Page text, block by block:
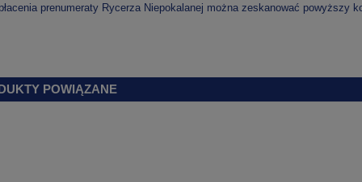
prenumeraty Rycerza Niepokalanej można zeskanować powyższy
POWIĄZANE